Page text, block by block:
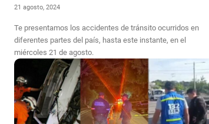
21 agosto, 2024
Te presentamos los accidentes de tránsito ocurridos en
diferentes partes del país, hasta este instante, en el
miércoles 21 de agosto.